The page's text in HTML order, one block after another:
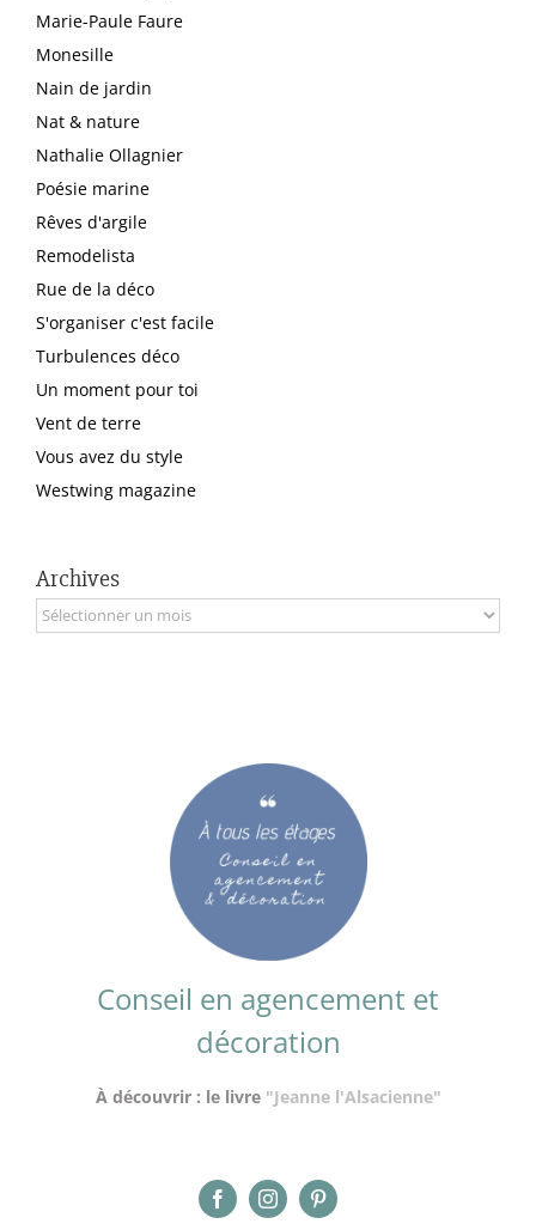
Marie-Paule Faure
Monesille
Nain de jardin
Nat & nature
Nathalie Ollagnier
Poésie marine
Rêves d'argile
Remodelista
Rue de la déco
S'organiser c'est facile
Turbulences déco
Un moment pour toi
Vent de terre
Vous avez du style
Westwing magazine
Archives
Archives
Conseil en agencement et
décoration
À découvrir : le livre "Jeanne l'Alsacienne"